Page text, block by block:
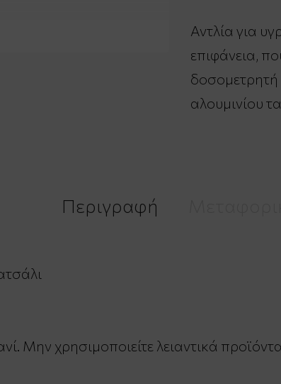
Αντλία για
επιφάνεια,
δοσομετρητή
αλουμινίου
Περιγραφή
Μην χρησιμοποιείτε λειαντικά